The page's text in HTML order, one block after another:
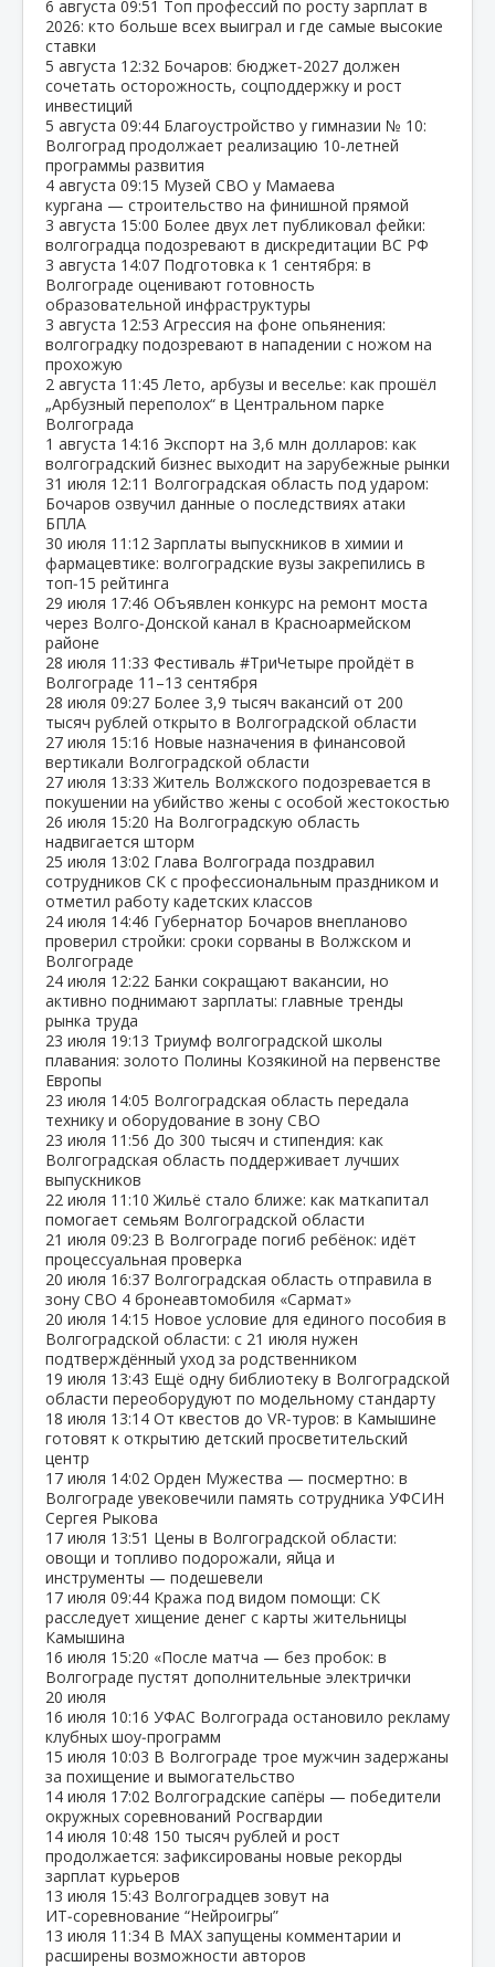
6 августа 09:51 Топ профессий по росту зарплат в
2026: кто больше всех выиграл и где самые высокие
ставки
5 августа 12:32 Бочаров: бюджет‑2027 должен
сочетать осторожность, соцподдержку и рост
инвестиций
5 августа 09:44 Благоустройство у гимназии № 10:
Волгоград продолжает реализацию 10‑летней
программы развития
4 августа 09:15 Музей СВО у Мамаева
кургана — строительство на финишной прямой
3 августа 15:00 Более двух лет публиковал фейки:
волгоградца подозревают в дискредитации ВС РФ
3 августа 14:07 Подготовка к 1 сентября: в
Волгограде оценивают готовность
образовательной инфраструктуры
3 августа 12:53 Агрессия на фоне опьянения:
волгоградку подозревают в нападении с ножом на
прохожую
2 августа 11:45 Лето, арбузы и веселье: как прошёл
„Арбузный переполох“ в Центральном парке
Волгограда
1 августа 14:16 Экспорт на 3,6 млн долларов: как
волгоградский бизнес выходит на зарубежные рынки
31 июля 12:11 Волгоградская область под ударом:
Бочаров озвучил данные о последствиях атаки
БПЛА
30 июля 11:12 Зарплаты выпускников в химии и
фармацевтике: волгоградские вузы закрепились в
топ‑15 рейтинга
29 июля 17:46 Объявлен конкурс на ремонт моста
через Волго‑Донской канал в Красноармейском
районе
28 июля 11:33 Фестиваль #ТриЧетыре пройдёт в
Волгограде 11–13 сентября
28 июля 09:27 Более 3,9 тысяч вакансий от 200
тысяч рублей открыто в Волгоградской области
27 июля 15:16 Новые назначения в финансовой
вертикали Волгоградской области
27 июля 13:33 Житель Волжского подозревается в
покушении на убийство жены с особой жестокостью
26 июля 15:20 На Волгоградскую область
надвигается шторм
25 июля 13:02 Глава Волгограда поздравил
сотрудников СК с профессиональным праздником и
отметил работу кадетских классов
24 июля 14:46 Губернатор Бочаров внепланово
проверил стройки: сроки сорваны в Волжском и
Волгограде
24 июля 12:22 Банки сокращают вакансии, но
активно поднимают зарплаты: главные тренды
рынка труда
23 июля 19:13 Триумф волгоградской школы
плавания: золото Полины Козякиной на первенстве
Европы
23 июля 14:05 Волгоградская область передала
технику и оборудование в зону СВО
23 июля 11:56 До 300 тысяч и стипендия: как
Волгоградская область поддерживает лучших
выпускников
22 июля 11:10 Жильё стало ближе: как маткапитал
помогает семьям Волгоградской области
21 июля 09:23 В Волгограде погиб ребёнок: идёт
процессуальная проверка
20 июля 16:37 Волгоградская область отправила в
зону СВО 4 бронеавтомобиля «Сармат»
20 июля 14:15 Новое условие для единого пособия в
Волгоградской области: с 21 июля нужен
подтверждённый уход за родственником
19 июля 13:43 Ещё одну библиотеку в Волгоградской
области переоборудуют по модельному стандарту
18 июля 13:14 От квестов до VR‑туров: в Камышине
готовят к открытию детский просветительский
центр
17 июля 14:02 Орден Мужества — посмертно: в
Волгограде увековечили память сотрудника УФСИН
Сергея Рыкова
17 июля 13:51 Цены в Волгоградской области:
овощи и топливо подорожали, яйца и
инструменты — подешевели
17 июля 09:44 Кража под видом помощи: СК
расследует хищение денег с карты жительницы
Камышина
16 июля 15:20 «После матча — без пробок: в
Волгограде пустят дополнительные электрички
20 июля
16 июля 10:16 УФАС Волгограда остановило рекламу
клубных шоу‑программ
15 июля 10:03 В Волгограде трое мужчин задержаны
за похищение и вымогательство
14 июля 17:02 Волгоградские сапёры — победители
окружных соревнований Росгвардии
14 июля 10:48 150 тысяч рублей и рост
продолжается: зафиксированы новые рекорды
зарплат курьеров
13 июля 15:43 Волгоградцев зовут на
ИТ‑соревнование “Нейроигры”
13 июля 11:34 В МАХ запущены комментарии и
расширены возможности авторов